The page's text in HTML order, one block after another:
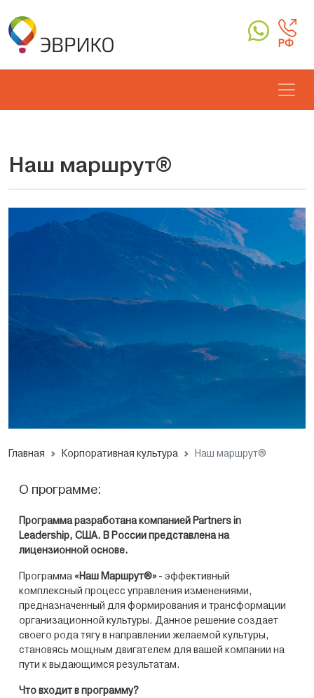
РФ
Наш маршрут®
Главная Корпоративная культура Наш маршрут®
О программе:
Программа разработана компанией Partners in
Leadership, США. В России представлена на
лицензионной основе.
Программа «Наш Маршрут®» - эффективный
комплексный процесс управления изменениями,
предназначенный для формирования и трансформации
организационной культуры. Данное решение создает
своего рода тягу в направлении желаемой культуры,
становясь мощным двигателем для вашей компании на
пути к выдающимся результатам.
Что входит в программу?